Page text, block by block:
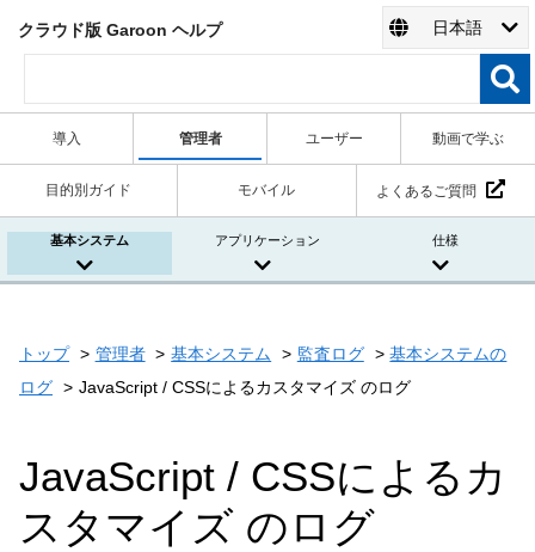
クラウド版 Garoon ヘルプ 日本語
導入 管理者 ユーザー 動画で学ぶ
目的別ガイド モバイル よくあるご質問
基本システム アプリケーション 仕様
トップ 管理者 基本システム 監査ログ
基本システムの
ログ
JavaScript / CSSによるカスタマイズ のログ
JavaScript / CSSによるカ
スタマイズ のログ